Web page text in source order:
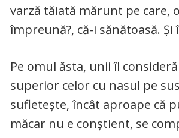
varză tăiată mărunt pe care,
împreună?, că-i sănătoasă. Și
Pe omul ăsta, unii îl
superior celor cu nasul pe
sufletește, încât aproape că
măcar nu e conștient, se